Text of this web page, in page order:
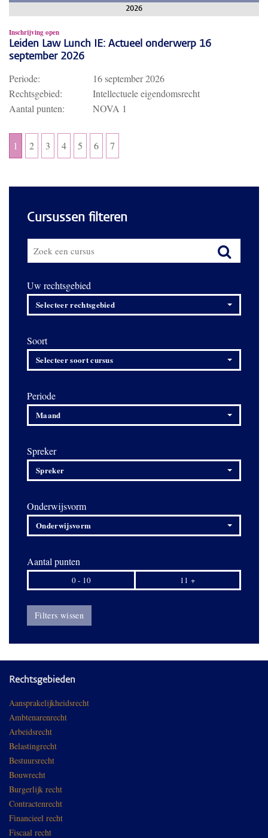
2026
Inschrijving open
Leiden Law Lunch IE: Actueel onderwerp 16
september 2026
Periode:
16 september 2026
Rechtsgebied:
Intellectuele eigendomsrecht
Aantal punten:
NOVA 1
1 2 3 4 5 6 7
Cursussen filteren
Uw rechtsgebied
Selecteer rechtsgebied
Soort
Selecteer soort cursus
Periode
Maand
Spreker
Spreker
Onderwijsvorm
Onderwijsvorm
Aantal punten
0 - 10 11 +
Filters wissen
Rechtsgebieden
Aansprakelijkheidsrecht
Ambtenarenrecht
Arbeidsrecht
Belastingrecht
Bestuursrecht
Bouwrecht
Burgerlijk recht
Contractenrecht
Financieel recht
Fiscaal recht